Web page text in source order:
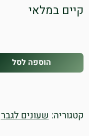
קיים במלאי
הוספה לסל
קטגוריה:שעונים לגבר